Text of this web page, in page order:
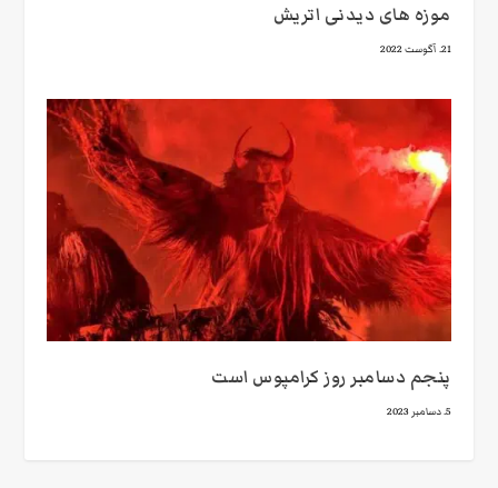
موزه های دیدنی اتریش
21. آگوست 2022
پنجم دسامبر روز کرامپوس است
5. دسامبر 2023